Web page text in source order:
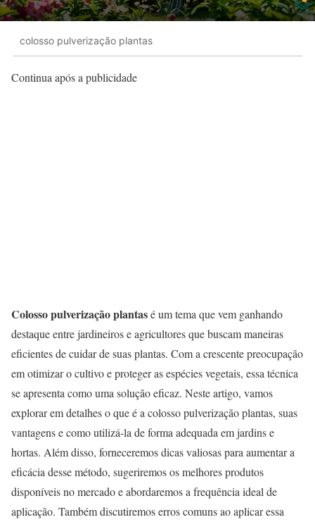
colosso pulverização plantas
Continua após a publicidade
Colosso pulverização plantasé um tema que vem ganhando
destaque entre jardineiros e agricultores que buscam maneiras
eficientes de cuidar de suas plantas. Com a crescente preocupação
em otimizar o cultivo e proteger as espécies vegetais, essa técnica
se apresenta como uma solução eficaz. Neste artigo, vamos
explorar em detalhes o que é a colosso pulverização plantas, suas
vantagens e como utilizá-la de forma adequada em jardins e
hortas. Além disso, forneceremos dicas valiosas para aumentar a
eficácia desse método, sugeriremos os melhores produtos
disponíveis no mercado e abordaremos a frequência ideal de
aplicação. Também discutiremos erros comuns ao aplicar essa